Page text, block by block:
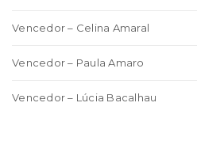
Vencedor – Celina Amaral
Vencedor – Paula Amaro
Vencedor – Lúcia Bacalhau